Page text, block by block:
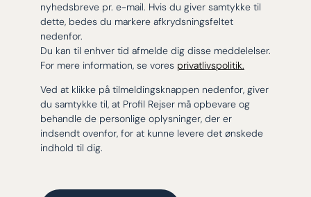
nyhedsbreve pr. e-mail. Hvis du giver samtykke til
dette, bedes du markere afkrydsningsfeltet
nedenfor.
Du kan til enhver tid afmelde dig disse meddelelser.
For mere information, se vores privatlivspolitik.
Ved at klikke på tilmeldingsknappen nedenfor, giver
du samtykke til, at Profil Rejser må opbevare og
behandle de personlige oplysninger, der er
indsendt ovenfor, for at kunne levere det ønskede
indhold til dig.